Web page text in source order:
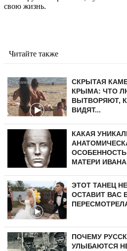
свою жизнь.
Читайте также
СКРЫТАЯ
КРЫМА: ЧТО
ВЫТВОРЯЮТ,
ВИДЯТ...
КАКАЯ
МАТЕРИ
ЭТОТ ТАНЕЦ
ОСТАВИТ ВАС
ПОЧЕМУ
УЛЫБАЮТСЯ